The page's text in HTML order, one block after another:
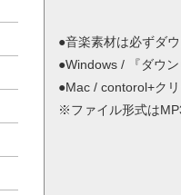
●音楽素材は必ずダ
●Windows / 『ダウ
●Mac / contorol+ク
※ファイル形式は